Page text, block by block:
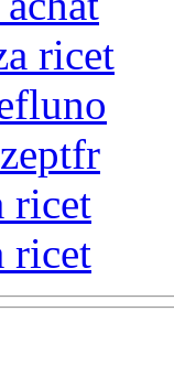
ricet
ricet
ricet